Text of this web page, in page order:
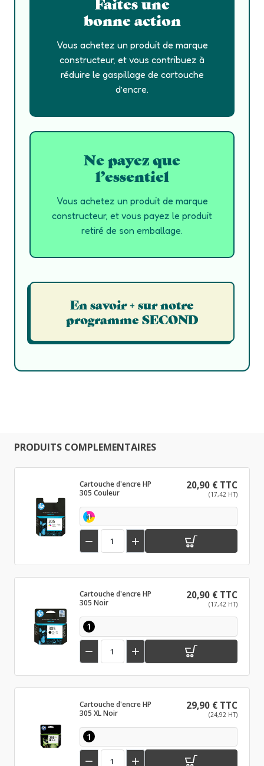
bonne action
Vous achetez un produit de marque
constructeur, et vous contribuez à
réduire le gaspillage de cartouche
d’encre.
Ne payez que
l’essentiel
Vous achetez un produit de marque
constructeur, et vous payez le produit
retiré de son emballage.
En savoir + sur notre
programme SECOND
PRODUITS COMPLEMENTAIRES
Cartouche d'encre HP
305 Couleur
20,90 € TTC
(17,42 HT)
1
 
Cartouche d'encre HP
305 Noir
20,90 € TTC
(17,42 HT)
1
 
Cartouche d'encre HP
305 XL Noir
29,90 € TTC
(24,92 HT)
1
 